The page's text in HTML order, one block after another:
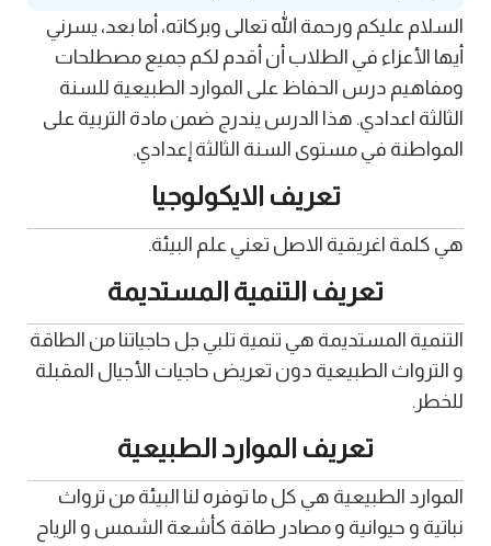
السلام عليكم ورحمة الله تعالى وبركاته، أما بعد، يسرني
أيها الأعزاء في الطلاب أن أقدم لكم جميع مصطلحات
ومفاهيم درس الحفاظ على الموارد الطبيعية للسنة
الثالثة اعدادي. هذا الدرس يندرج ضمن مادة التربية على
المواطنة في مستوى السنة الثالثة إعدادي.
تعريف الايكولوجيا
هي كلمة اغريقية الاصل تعني علم البيئة.
تعريف التنمية المستديمة
التنمية المستديمة هي تنمية تلبي جل حاجياتنا من الطاقة
و الترواث الطبيعية دون تعريض حاجيات الأجيال المقبلة
للخطر.
تعريف الموارد الطبيعية
الموارد الطبيعية هي كل ما توفره لنا البيئة من ترواث
نباتية و حيوانية و مصادر طاقة كأشعة الشمس و الرياح